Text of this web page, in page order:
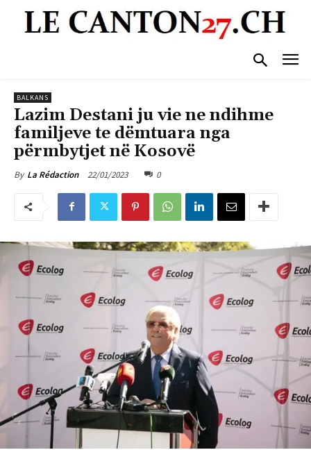
BALKANS
Lazim Destani ju vie ne ndihme
familjeve te dëmtuara nga
përmbytjet në Kosovë
By La Rédaction 22/01/2023 0